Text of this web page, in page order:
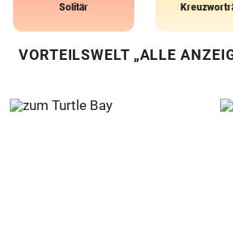
Solitär
VORTEILSWELT „ALLE